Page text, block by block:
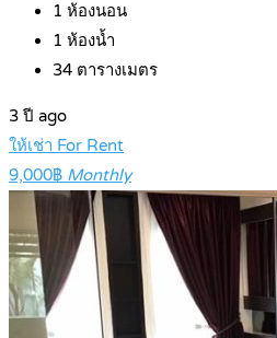
1 ห้องนอน
1 ห้องน้ำ
34 ตารางเมตร
3 ปี ago
ให้เช่า For Rent
9,000฿ Monthly